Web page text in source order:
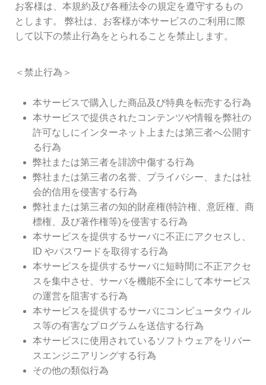
お客様は、本規約及び各種法令の規定を遵守するもの
とします。 弊社は、お客様が本サービスのご利用に際
して以下の禁止行為をとられることを禁止します。
＜禁止行為＞
本サービスで購入した商品及び特典を転売する行為
本サービスで提供されたコンテンツや情報を弊社の
許可なしにインターネット上または第三者へ公開す
る行為
弊社または第三者を誹謗中傷する行為
弊社または第三者の名誉、プライバシー、または社
会的信用を侵害する行為
弊社または第三者の知的財産権(特許権、意匠権、商
標権、及び著作権等)を侵害する行為
本サービスを提供するサーバに不正にアクセスし、
ID やパスワードを取得する行為
本サービスを提供するサーバに短時間に不正アクセ
スを集中させ、サーバを機能不全にして本サービス
の運営を阻害する行為
本サービスを提供するサーバにコンピュータウィル
ス等の有害なプログラムを送信する行為
本サービスに使用されているソフトウェアをリバー
スエンジニアリングする行為
その他の類似行為